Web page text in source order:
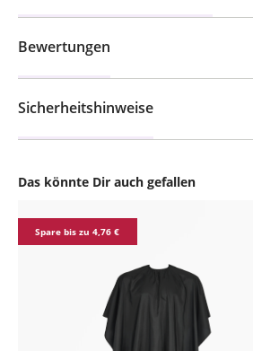
Das könnte Dir auch gefallen
Spare bis zu 4,76 €
Bewertungen
Sicherheitshinweise